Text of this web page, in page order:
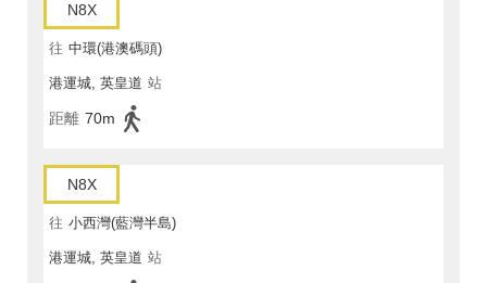
N8X
往 中環(港澳碼頭)
港運城, 英皇道 站
距離 70m
N8X
往 小西灣(藍灣半島)
港運城, 英皇道 站